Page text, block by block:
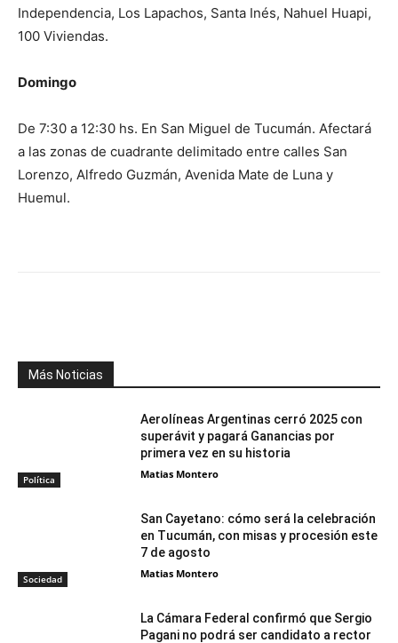
Independencia, Los Lapachos, Santa Inés, Nahuel Huapi,
100 Viviendas.
Domingo
De 7:30 a 12:30 hs. En San Miguel de Tucumán. Afectará
a las zonas de cuadrante delimitado entre calles San
Lorenzo, Alfredo Guzmán, Avenida Mate de Luna y
Huemul.
Más Noticias
Política
Aerolíneas Argentinas cerró 2025 con
superávit y pagará Ganancias por
primera vez en su historia
Matias Montero
Sociedad
San Cayetano: cómo será la celebración
en Tucumán, con misas y procesión este
7 de agosto
Matias Montero
La Cámara Federal confirmó que Sergio
Pagani no podrá ser candidato a rector